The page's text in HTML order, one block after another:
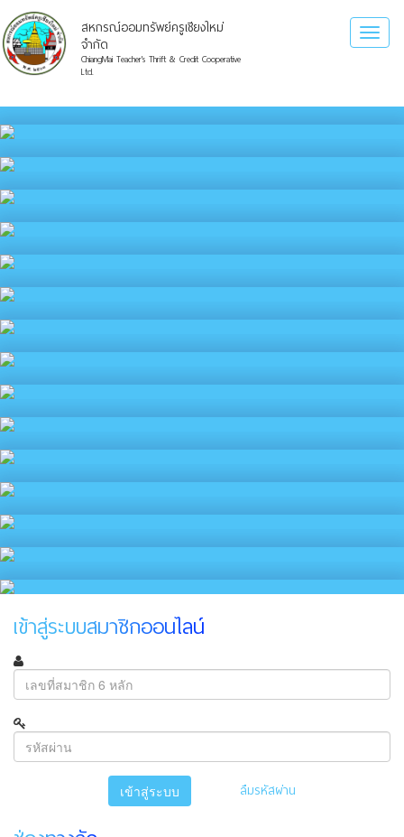
สหกรณ์ออมทรัพย์ครูเชียงใหม่
จำกัด
ChiangMai Teacher's Thrift & Credit Cooperative
Ltd.
เข้าสู่ระบบสมาชิกออนไลน์
เข้าสู่ระบบ ลืมรหัสผ่าน